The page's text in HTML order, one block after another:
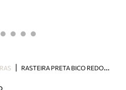
R
ASTEIRA PRETA BICO REDONDO